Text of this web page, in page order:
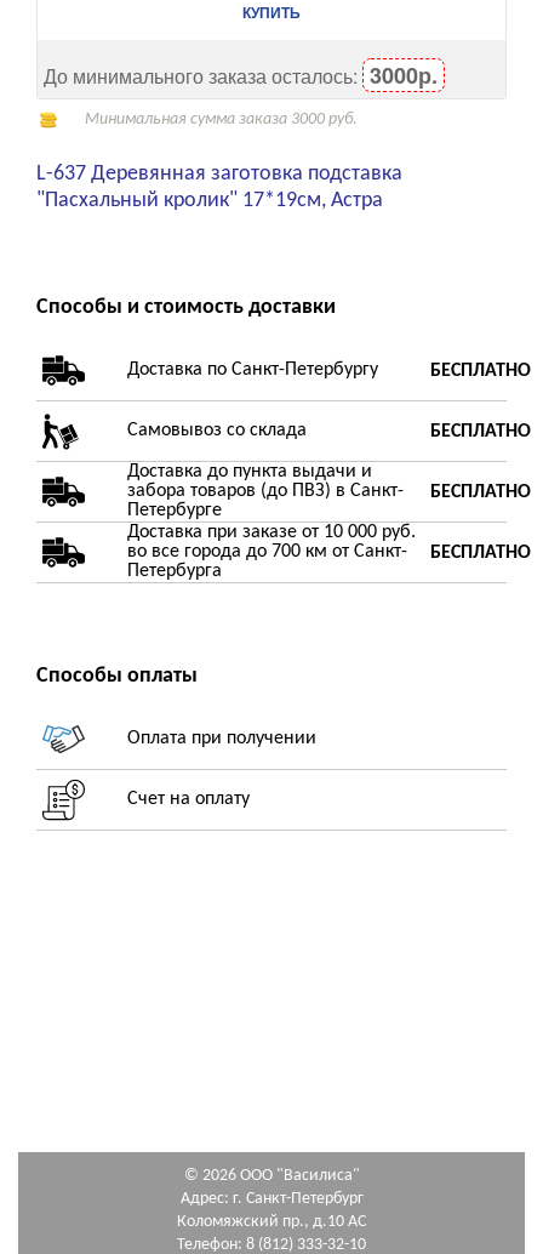
КУПИТЬ
До минимального заказа осталось: 3000р.
Минимальная сумма заказа 3000 руб.
L-637 Деревянная заготовка подставка
"Пасхальный кролик" 17*19см, Астра
Способы и стоимость доставки
Доставка по Санкт-Петербургу БЕСПЛАТНО
Самовывоз со склада БЕСПЛАТНО
Доставка до пункта выдачи и
забора товаров (до ПВЗ) в Санкт-
Петербурге
БЕСПЛАТНО
Доставка при заказе от 10 000 руб.
во все города до 700 км от Санкт-
Петербурга
БЕСПЛАТНО
Способы оплаты
Оплата при получении
Счет на оплату
© 2026 ООО "Василиса"
Адрес: г. Санкт-Петербург
Коломяжский пр., д.10 АС
Телефон: 8 (812) 333-32-10